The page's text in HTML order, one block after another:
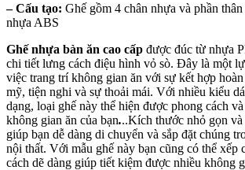
–Cấu tạo: Ghế gồm 4 chân nhựa và phần thân
nhựa ABS
Ghế nhựa bàn ăn cao cấp được đúc từ nhựa
chi tiết lưng cách điệu hình vỏ sò. Đây là một
việc trang trí không gian ăn với sự kết hợp
mỹ, tiện nghi và sự thoải mái. Với nhiều kiểu
dạng, loại ghế này thể hiện được phong cách
không gian ăn của bạn...Kích thước nhỏ gọn
giúp bạn dễ dàng di chuyển và sắp đặt chúng
nội thất. Với mẫu ghế này bạn cũng có thể xếp
cách dẽ dàng giúp tiết kiệm được nhiều không